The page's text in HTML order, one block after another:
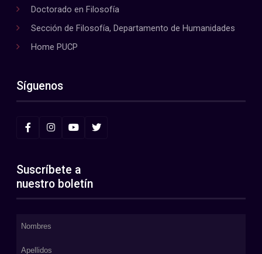
Doctorado en Filosofía
Sección de Filosofía, Departamento de Humanidades
Home PUCP
Síguenos
Suscríbete a
nuestro boletín